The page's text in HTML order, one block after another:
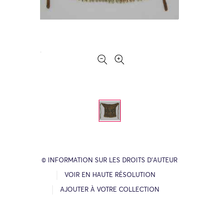
© INFORMATION SUR LES DROITS D’AUTEUR
VOIR EN HAUTE RÉSOLUTION
AJOUTER À VOTRE COLLECTION